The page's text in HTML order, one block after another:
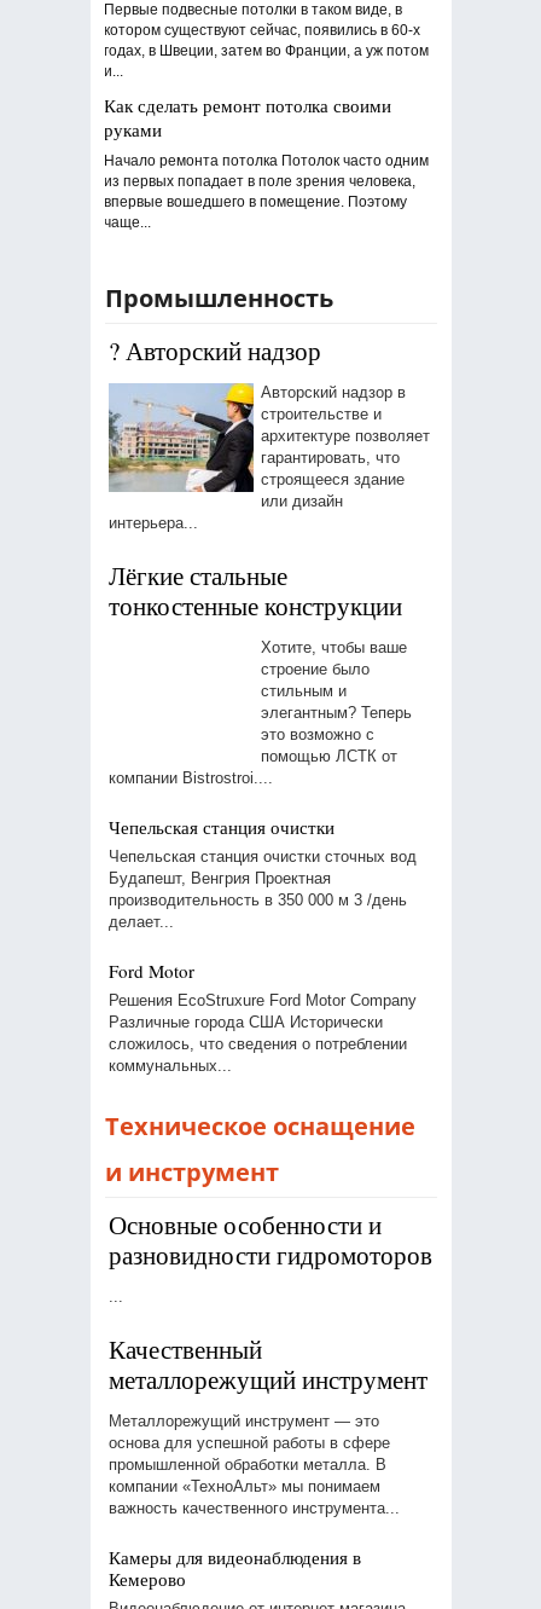
Первые подвесные потолки в таком виде, в
котором существуют сейчас, появились в 60-х
годах, в Швеции, затем во Франции, а уж потом
и...
Как сделать ремонт потолка своими
руками
Начало ремонта потолка Потолок часто одним
из первых попадает в поле зрения человека,
впервые вошедшего в помещение. Поэтому
чаще...
Промышленность
?️ Авторский надзор
Авторский надзор в
строительстве и
архитектуре позволяет
гарантировать, что
строящееся здание
или дизайн
интерьера...
Лёгкие стальные
тонкостенные конструкции
Хотите, чтобы ваше
строение было
стильным и
элегантным? Теперь
это возможно с
помощью ЛСТК от
компании Bistrostroi....
Чепельская станция очистки
Чепельская станция очистки сточных вод
Будапешт, Венгрия Проектная
производительность в 350 000 м 3 /день
делает...
Ford Motor
Решения EcoStruxure Ford Motor Company
Различные города США Исторически
сложилось, что сведения о потреблении
коммунальных...
Техническое оснащение
и инструмент
Основные особенности и
разновидности гидромоторов
...
Качественный
металлорежущий инструмент
Металлорежущий инструмент — это
основа для успешной работы в сфере
промышленной обработки металла. В
компании «ТехноАльт» мы понимаем
важность качественного инструмента...
Камеры для видеонаблюдения в
Кемерово